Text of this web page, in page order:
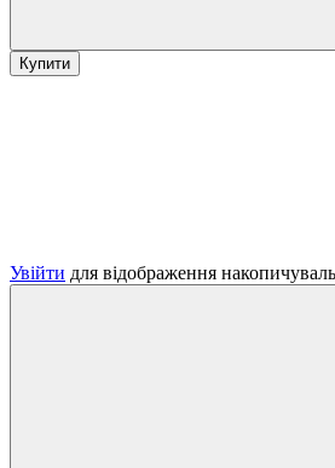
Купити
Увійти для відображення